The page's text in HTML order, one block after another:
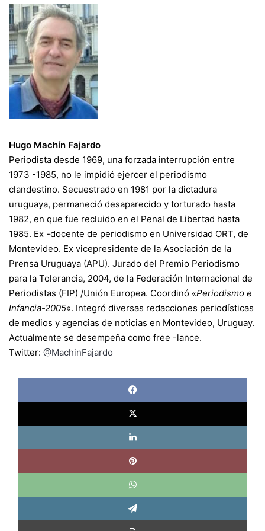
Hugo Machín Fajardo
Periodista desde 1969, una forzada interrupción entre
1973 -1985, no le impidió ejercer el periodismo
clandestino. Secuestrado en 1981 por la dictadura
uruguaya, permaneció desaparecido y torturado hasta
1982, en que fue recluido en el Penal de Libertad hasta
1985. Ex -docente de periodismo en Universidad ORT, de
Montevideo. Ex vicepresidente de la Asociación de la
Prensa Uruguaya (APU). Jurado del Premio Periodismo
para la Tolerancia, 2004, de la Federación Internacional de
Periodistas (FIP) /Unión Europea. Coordinó «Periodismo e
Infancia-2005«. Integró diversas redacciones periodísticas
de medios y agencias de noticias en Montevideo, Uruguay.
Actualmente se desempeña como free -lance.
Twitter: @MachinFajardo
X